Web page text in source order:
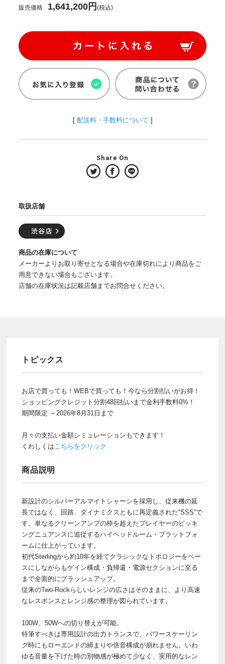
販売価格 1,641,200円(税込)
[ 配送料・手数料について ]
Share On
取扱店舗
商品の在庫について
メーカーよりお取り寄せとなる場合や在庫切れにより商品をご
用意できない場合もございます。
店舗の在庫状況は記載店舗までお問合せください。
トピックス
お店で買っても！WEBで買っても！今なら分割払いがお得！
ショッピングクレジット分割48回払いまで金利手数料0%！
期間限定 ～2026年8月31日まで
月々の支払い金額シミュレーションもできます！
くわしくはこちらをクリック
商品説明
新設計のシルバーアルマイトシャーシを採用し、従来機の延
長ではなく、回路、ダイナミクスともに再定義された“SSS”で
す。単なるクリーンアンプの枠を超えたプレイヤーのピッキ
ングニュアンスに追従するハイヘッドルーム・プラットフォ
ームに仕上がっています。
初代Sterlingから約10年を経てクラシックなトポロジーをベー
スにしながらもゲイン構成・負帰還・電源セクションに至る
まで全面的にブラッシュアップ。
従来のTwo-Rockらしいレンジの広さはそのままに、より高速
なレスポンスとレンジ感の整理が図られています。
100W、50Wへの切り替えが可能。
特筆すべきは専用設計の出力トランスで、パワースケーリン
グ時にもローエンドの締まりや倍音構成が崩れません。いわ
ゆる音量を下げた時の別物感が極めて少なく、実用的なレン